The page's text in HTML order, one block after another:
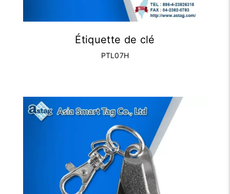
Étiquette de clé
PTL07H